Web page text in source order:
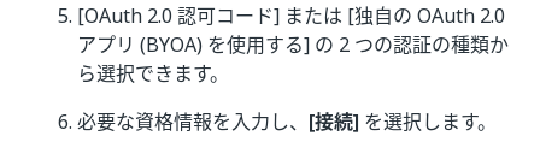
[OAuth 2.0 認可コード] または [独自の OAuth 2.0
アプリ (BYOA) を使用する] の 2 つの認証の種類か
ら選択できます。
必要な資格情報を入力し、 [接続] を選択します。